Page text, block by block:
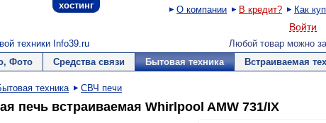
хостинг О компании В кредит? Как
Войти
техники Info39.ru Любой товар можно
Фото Средства связи Бытовая техника Встраиваемая
техника СВЧ печи
печь встраиваемая Whirlpool AMW 731/IX